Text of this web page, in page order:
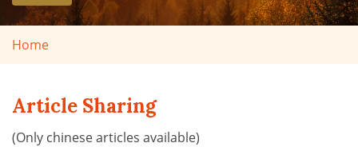
Home
Article Sharing
(Only chinese articles available)